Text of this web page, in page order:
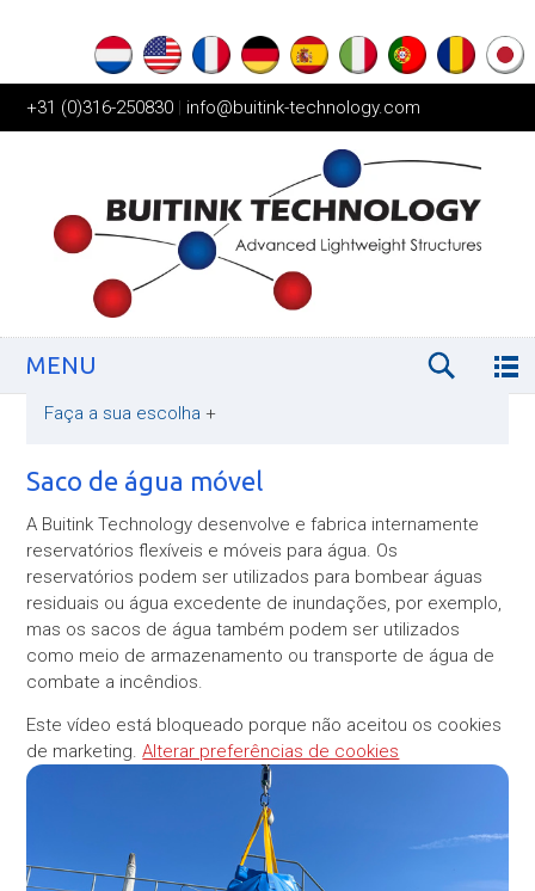
+31 (0)316-250830 | info@buitink-technology.com
MENU
Faça a sua escolha +
Saco de água móvel
A Buitink Technology desenvolve e fabrica internamente
reservatórios flexíveis e móveis para água. Os
reservatórios podem ser utilizados para bombear águas
residuais ou água excedente de inundações, por exemplo,
mas os sacos de água também podem ser utilizados
como meio de armazenamento ou transporte de água de
combate a incêndios.
Este vídeo está bloqueado porque não aceitou os cookies
de marketing.Alterar preferências de cookies